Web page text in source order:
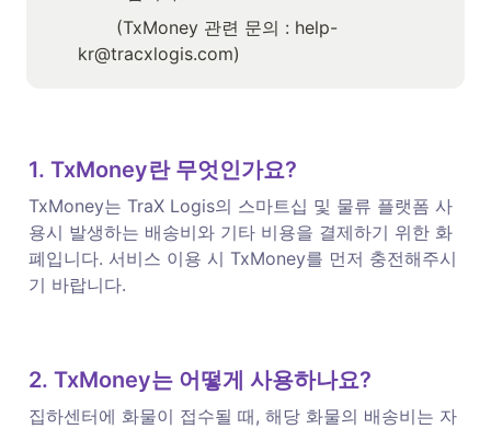
kr@tracxlogis.com)
1. TxMoney란 무엇인가요?
TxMoney는 TraX Logis의 스마트십 및 물류 플랫폼 사
용시 발생하는 배송비와 기타 비용을 결제하기 위한 화
폐입니다. 서비스 이용 시 TxMoney를 먼저 충전해주시
기 바랍니다.
2. TxMoney는 어떻게 사용하나요?
집하센터에 화물이 접수될 때, 해당 화물의 배송비는 자